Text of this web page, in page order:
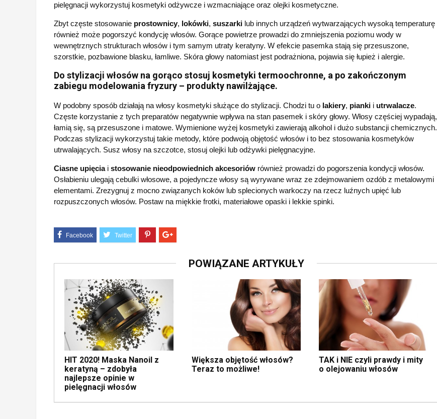
pielęgnacji wykorzystuj kosmetyki odżywcze i wzmacniające oraz olejki kosmetyczne.
Zbyt częste stosowanie prostownicy, lokówki, suszarki lub innych urządzeń wytwarzających wysoką temperaturę
również może pogorszyć kondycję włosów. Gorące powietrze prowadzi do zmniejszenia poziomu wody w
wewnętrznych strukturach włosów i tym samym utraty keratyny. W efekcie pasemka stają się przesuszone,
szorstkie, pozbawione blasku, łamliwe. Skóra głowy natomiast jest podrażniona, pojawia się łupież i alergie.
Do stylizacji włosów na gorąco stosuj kosmetyki termoochronne, a po zakończonym
zabiegu modelowania fryzury – produkty nawilżające.
W podobny sposób działają na włosy kosmetyki służące do stylizacji. Chodzi tu o lakiery, pianki i utrwalacze.
Częste korzystanie z tych preparatów negatywnie wpływa na stan pasemek i skóry głowy. Włosy częściej wypadają,
łamią się, są przesuszone i matowe. Wymienione wyżej kosmetyki zawierają alkohol i dużo substancji chemicznych.
Podczas stylizacji wykorzystuj takie metody, które podwoją objętość włosów i to bez stosowania kosmetyków
utrwalających. Susz włosy na szczotce, stosuj olejki lub odżywki pielęgnacyjne.
Ciasne upięciai stosowanie nieodpowiednich akcesoriów również prowadzi do pogorszenia kondycji włosów.
Osłabieniu ulegają cebulki włosowe, a pojedyncze włosy są wyrywane wraz ze zdejmowaniem ozdób z metalowymi
elementami. Zrezygnuj z mocno związanych koków lub splecionych warkoczy na rzecz luźnych upięć lub
rozpuszczonych włosów. Postaw na miękkie frotki, materiałowe opaski i lekkie spinki.
POWIĄZANE ARTYKUŁY
HIT 2020! Maska Nanoil z
keratyną – zdobyła
najlepsze opinie w
pielęgnacji włosów
Większa objętość włosów?
Teraz to możliwe!
TAK i NIE czyli prawdy i mity
o olejowaniu włosów